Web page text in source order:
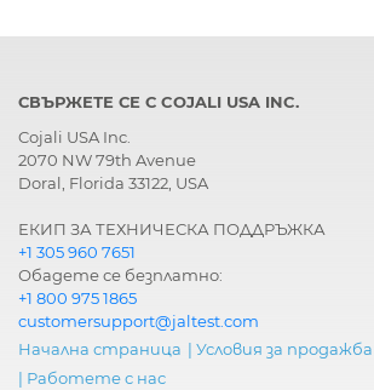
СВЪРЖЕТЕ СЕ С COJALI USA INC.
Cojali USA Inc.
2070 NW 79th Avenue
Doral, Florida 33122, USA
ЕКИП ЗА ТЕХНИЧЕСКА ПОДДРЪЖКА
+1 305 960 7651
Обадете се безплатно:
+1 800 975 1865
customersupport@jaltest.com
Начална страница | Условия за продажба
| Работете с нас